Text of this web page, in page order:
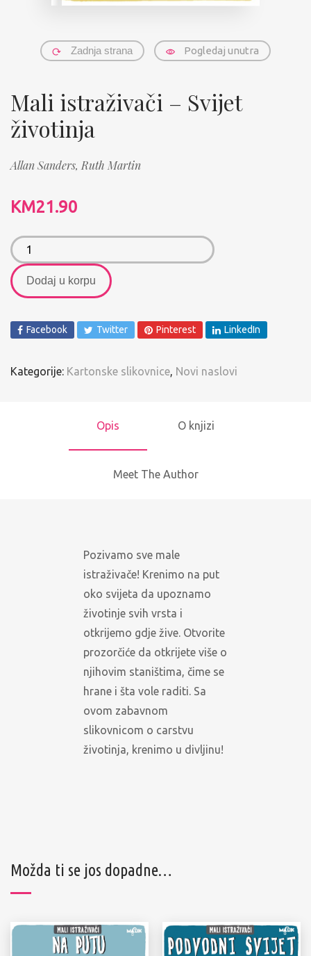
Zadnja strana Pogledaj unutra
Mali istraživači – Svijet
životinja
Allan Sanders, Ruth Martin
KM21.90
Dodaj u korpu
Facebook Twitter Pinterest LinkedIn
Kategorije: Kartonske slikovnice, Novi naslovi
Opis O knjizi
Meet The Author
Pozivamo sve male
istraživače! Krenimo na put
oko svijeta da upoznamo
životinje svih vrsta i
otkrijemo gdje žive. Otvorite
prozorčiće da otkrijete više o
njihovim staništima, čime se
hrane i šta vole raditi. Sa
ovom zabavnom
slikovnicom o carstvu
životinja, krenimo u divljinu!
Možda ti se jos dopadne…